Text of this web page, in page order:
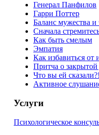
Генерал Панфилов
Гарри Поттер
Баланс мужества и
Сначала
Как быть смелым
Эмпатия
Как избавиться от
Притча о закрытой
Что вы ей сказали?!
Активное
Услуги
Психологическое